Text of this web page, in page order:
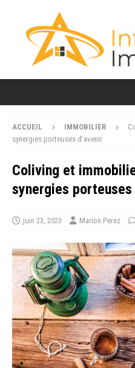
ACCUEIL IMMOBILIER
synergies porteuses d’avenir
Coliving et
synergies porteuses
juin 23, 2023 Marion Perez